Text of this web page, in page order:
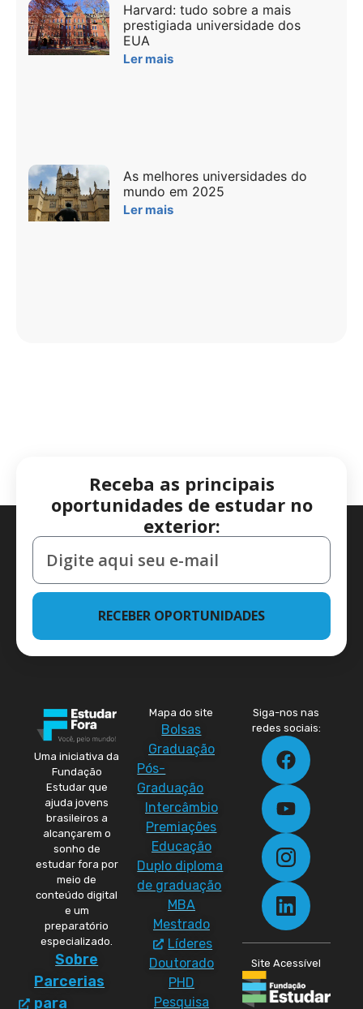
Harvard: tudo sobre a mais
prestigiada universidade dos
EUA
Ler mais
As melhores universidades do
mundo em 2025
Ler mais
Receba as principais
oportunidades de estudar no
exterior:
RECEBER OPORTUNIDADES
Uma iniciativa da
Fundação
Estudar que
ajuda jovens
brasileiros a
alcançarem o
sonho de
estudar fora por
meio de
conteúdo digital
e um
preparatório
especializado.
Sobre
Parcerias
para
Mapa do site
Bolsas
Graduação
Pós-
Graduação
Intercâmbio
Premiações
Educação
Duplo diploma
de graduação
MBA
Mestrado
Líderes
Doutorado
PHD
Pesquisa
Siga-nos nas
redes sociais:
Site Acessível